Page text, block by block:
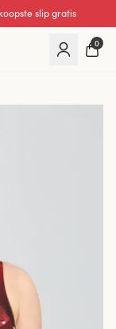
slip gratis
0